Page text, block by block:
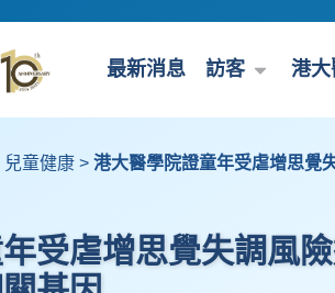
最新消息 訪客 港大
兒童健康 > 港大醫學院證童年受虐增思覺
受虐增思覺失調風